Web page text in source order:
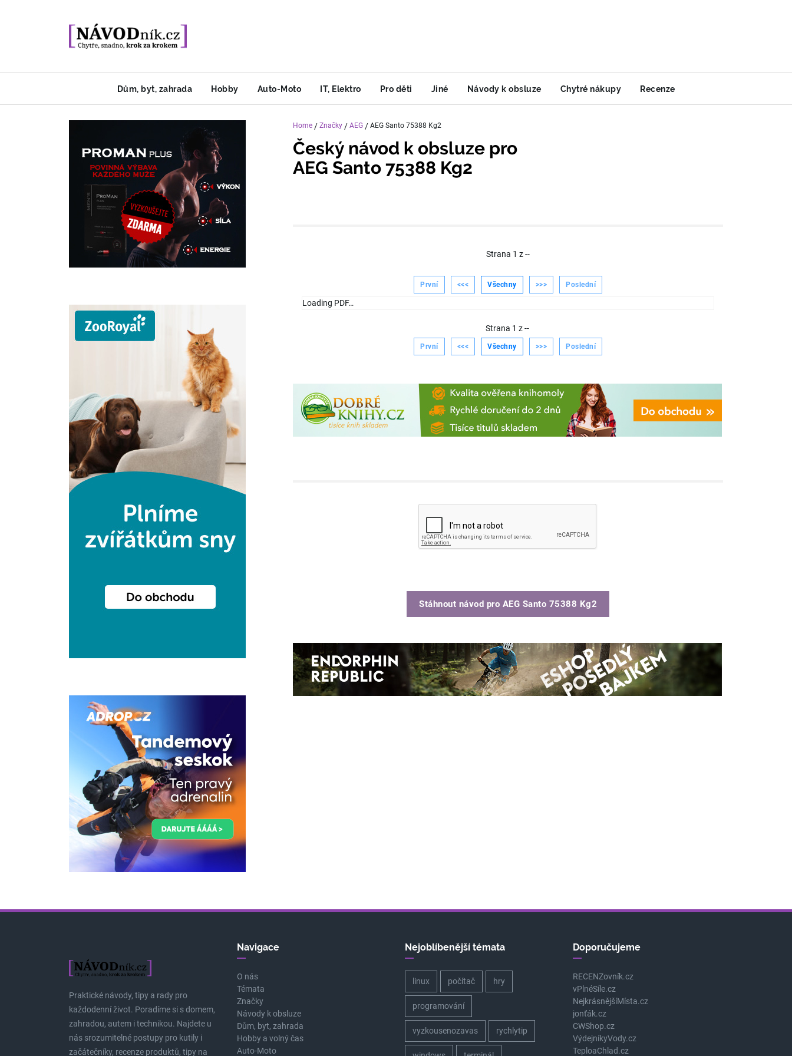
Dům, byt, zahrada Hobby Auto-Moto IT, Elektro Pro děti Jiné Návody k obsluze Chytré nákupy Recenze
Home / Značky / AEG / AEG Santo 75388 Kg2
Český návod k obsluze pro
AEG Santo 75388 Kg2
Strana 1 z--
První <<< Všechny >>> Poslední
Loading PDF…
Strana 1 z--
První <<< Všechny >>> Poslední
Stáhnout návod pro AEG Santo 75388 Kg2
Praktické návody, tipy a rady pro
každodenní život. Poradíme si s domem,
zahradou, autem i technikou. Najdete u
nás srozumitelné postupy pro kutily i
začátečníky, recenze produktů, tipy na
Navigace
O nás
Témata
Značky
Návody k obsluze
Dům, byt, zahrada
Hobby a volný čas
Auto-Moto
Nejoblíbenější témata
linux počítač hry
programování
vyzkousenozavas rychlytip
Doporučujeme
RECENZovník.cz
vPlnéSíle.cz
NejkrásnějšíMísta.cz
jonťák.cz
CWShop.cz
VýdejníkyVody.cz
TeploaChlad.cz